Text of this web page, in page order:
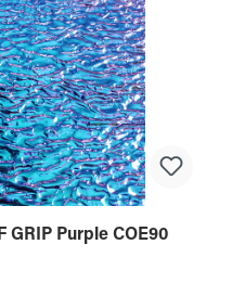
GRIP Purple COE90